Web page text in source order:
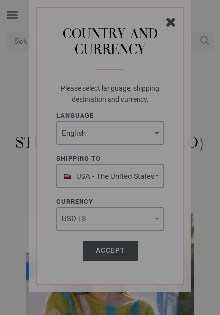
COUNTRY AND
CURRENCY
Please select language, shipping
destination and currency.
LANGUAGE
SHIPPING TO
USA - The United States
of America
CURRENCY
ACCEPT
LANA GROSSA
GENSER NATURAL
SUPERKID TWEED -
STRIKKEOPPSKRIFT (NO)